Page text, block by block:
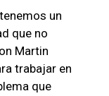
un
que no
Martin
trabajar en
que